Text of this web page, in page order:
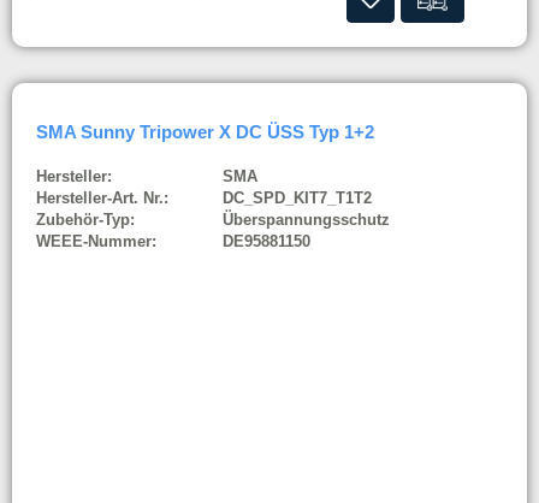
SMA Sunny Tripower X DC ÜSS Typ 1+2
Hersteller:
SMA
Hersteller-Art. Nr.:
DC_SPD_KIT7_T1T2
Zubehör-Typ:
Überspannungsschutz
WEEE-Nummer:
DE95881150